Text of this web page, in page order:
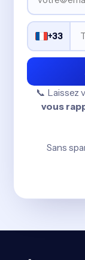
+33
📞 Laissez
vous
Sans